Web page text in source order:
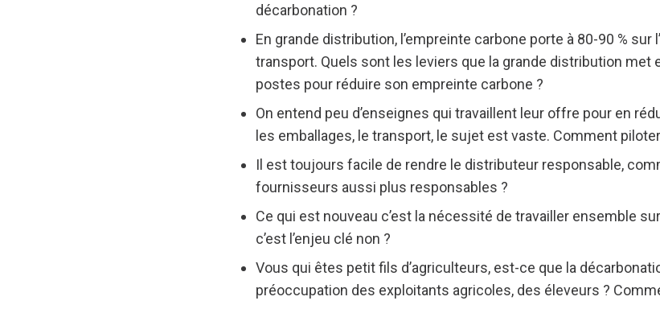
décarbonation ?
En grande distribution, l’empreinte carbone porte à 80-90 % sur
transport. Quels sont les leviers que la grande distribution met
postes pour réduire son empreinte carbone ?
On entend peu d’enseignes qui travaillent leur offre pour en
les emballages, le transport, le sujet est vaste. Comment
Il est toujours facile de rendre le distributeur responsable,
fournisseurs aussi plus responsables ?
Ce qui est nouveau c’est la nécessité de travailler ensemble
c’est l’enjeu clé non ?
Vous qui êtes petit fils d’agriculteurs, est-ce que la
préoccupation des exploitants agricoles, des éleveurs ?